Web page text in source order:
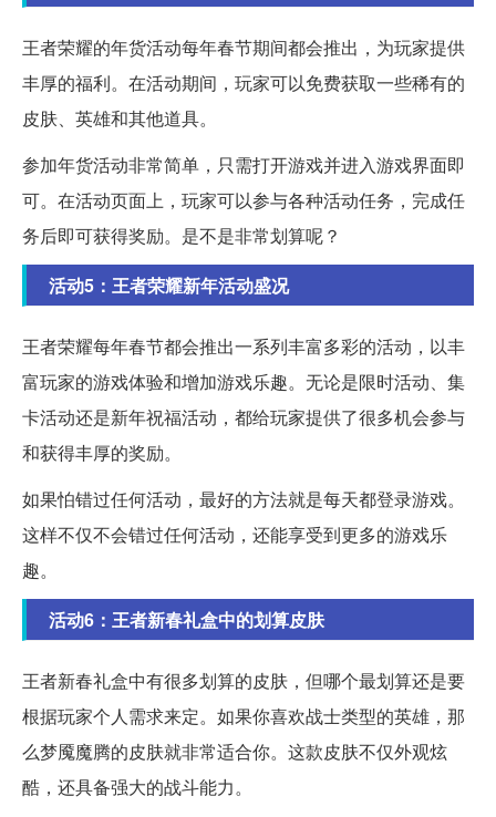
王者荣耀的年货活动每年春节期间都会推出，为玩家提供
丰厚的福利。在活动期间，玩家可以免费获取一些稀有的
皮肤、英雄和其他道具。
参加年货活动非常简单，只需打开游戏并进入游戏界面即
可。在活动页面上，玩家可以参与各种活动任务，完成任
务后即可获得奖励。是不是非常划算呢？
活动5：王者荣耀新年活动盛况
王者荣耀每年春节都会推出一系列丰富多彩的活动，以丰
富玩家的游戏体验和增加游戏乐趣。无论是限时活动、集
卡活动还是新年祝福活动，都给玩家提供了很多机会参与
和获得丰厚的奖励。
如果怕错过任何活动，最好的方法就是每天都登录游戏。
这样不仅不会错过任何活动，还能享受到更多的游戏乐
趣。
活动6：王者新春礼盒中的划算皮肤
王者新春礼盒中有很多划算的皮肤，但哪个最划算还是要
根据玩家个人需求来定。如果你喜欢战士类型的英雄，那
么梦魇魔腾的皮肤就非常适合你。这款皮肤不仅外观炫
酷，还具备强大的战斗能力。